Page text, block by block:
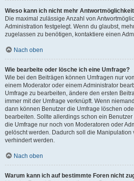
Wieso kann ich nicht mehr
Die maximal zulässige Anzahl von
Administration festgelegt. Wenn du glaubst,
zugelassen zu benötigen, kontaktiere einen
Nach oben
Wie bearbeite oder lösche ich eine Umfrage?
Wie bei den Beiträgen können Umfragen nur
einem Moderator oder einem Administrator
Umfrage zu bearbeiten, ändere den ersten
immer mit der Umfrage verknüpft. Wenn
dann können Benutzer die Umfrage löschen
bearbeiten. Sollte allerdings schon ein
die Umfrage nur noch von Moderatoren oder
gelöscht werden. Dadurch soll die Manipulation
verhindert werden.
Nach oben
Warum kann ich auf bestimmte Foren nicht